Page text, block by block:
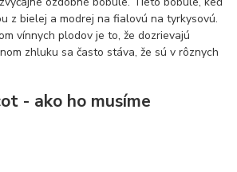
z bielej a modrej na fialovú na tyrkysovú.
vínnych plodov je to, že dozrievajú
zhluku sa často stáva, že sú v rôznych
- ako ho musíme